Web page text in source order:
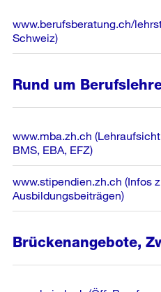
www.berufsberatung.ch/
Schweiz)
Rund um
www.mba.zh.ch
BMS, EBA, EFZ)
www.stipendien.zh.ch (Infos
Ausbildungsbeiträgen)
Brückenangebote,